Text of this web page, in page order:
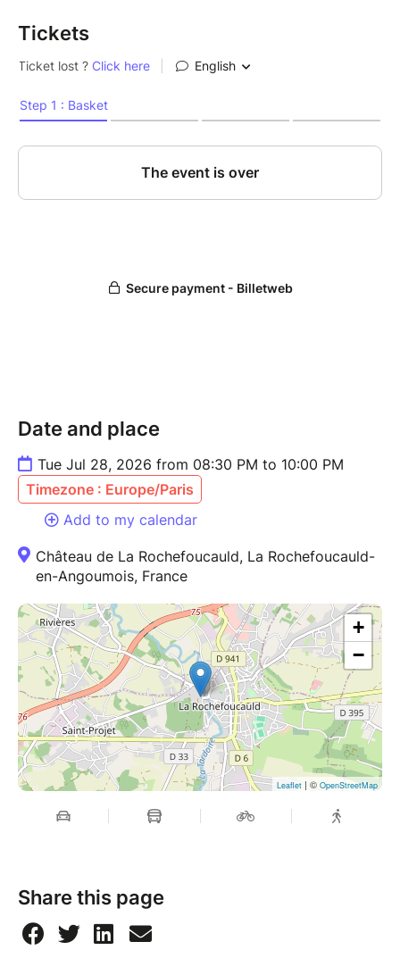
Tickets
Date and place
Tue Jul 28, 2026 from 08:30 PM to 10:00 PM
Timezone : Europe/Paris
Add to my calendar
Château de La Rochefoucauld, La Rochefoucauld-
en-Angoumois, France
+
−
Leaflet | © OpenStreetMap
Share this page